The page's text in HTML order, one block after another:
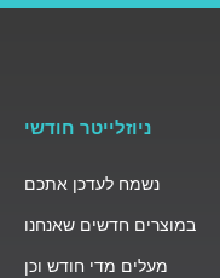
ניוזלייטר חודשי
נשמח לעדכן אתכם
במוצרים חדשים שאנחנו
מעלים מדי חודש וכן